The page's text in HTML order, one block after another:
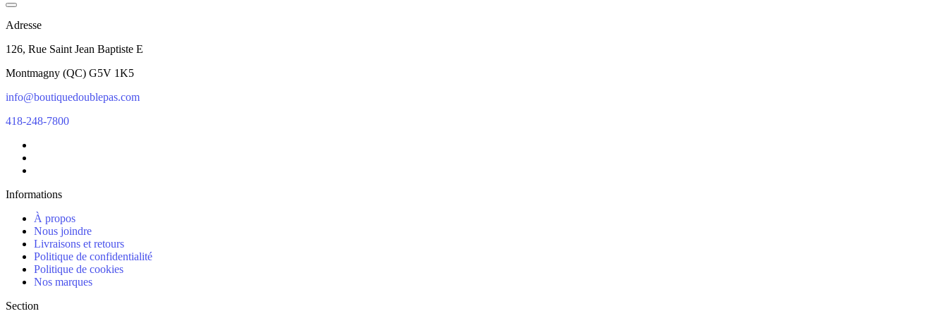
Adresse
126, Rue Saint Jean Baptiste E
Montmagny (QC) G5V 1K5
info@boutiquedoublepas.com
418-248-7800
Informations
À propos
Nous joindre
Livraisons et retours
Politique de confidentialité
Politique de cookies
Nos marques
Section